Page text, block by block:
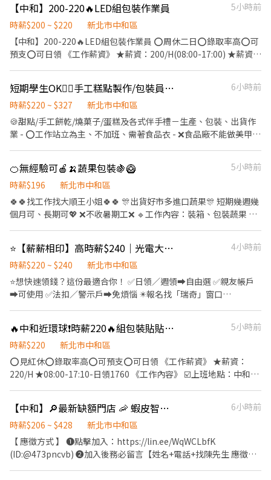
作待遇：(含津貼) ►日班✨時薪$220/h ✨休假日加班$2792/天 8h周
休二日➜$38,720起 平日配合加班可近➜52K 假日配合加班可近
————————————————————— 💗立即應徵📩快速幫您預約
安排⬇️ ▶️ID搜尋：@379ewlxy ▶️點我加好友：
https://lin.ee/XldRAUu ✨歡迎電話/加好友詢問👌🏻 🔔免服務費!無抽
成!無手續費!
和樂華夜市10分鐘 🎀 萬華車站10分鐘 🎀 新莊好市多15分鐘 🎀 樹林
車站15分鐘 💞可周領最高$6000 💞周休二日 💞可線上書審 💞加班
備有小點心 🔎地點：新北市中和區 🔎產品：筆電相關製程 🔎內容：
電動起子鎖螺絲組裝、包裝、測試 🔎時間：08:00-17:10(加班最晚
到20:00) 🔎用餐：自理、員工餐廳50元/餐，加班提供小點心 🔎薪
【中和】200-220🔥LED組包裝作業員
5小時前
時薪$200 ~ $220
新北市中和區
【中和】200-220🔥LED組包裝作業員 ⭕️周休二日⭕️錄取率高⭕️可
預支⭕️可日領 《工作薪資》 ★薪資：200/H(08:00-17:00) ★薪資：
息) 中班16:30-01:00(含中間休息) ☑️休假制度：周休二日,見紅休 ☑️
工作內容：LED產品生產,組裝,包裝 *停車好停 *需穿靜電服 歡迎 ⭕️
免經驗/學歷⭕️長短期打工⭕️二度就業⭕️新鮮人 ☑️每日更新職缺☑️新
北工作找艾莉 ☎️ 電話0968-921-682 黃小姐 賴ID : 0968921682 艾
短期學生OK👉🏻手工糕點製作/包裝員【工作簡單/高錄取】時薪＄２２０
6小時前
時薪$220 ~ $327
新北市中和區
🍪甜點/手工餅乾/燒菓子/蛋糕及各式伴手禮－生產、包裝、出貨作
業 - ⭕工作站立為主、不加班、需著食品衣 - ❌食品廠不能做美甲❌
完整工期再應徵 - 【薪資計算】 時薪＄２２０計算 - 【休假制度】
週日固定休+週一至週六排休一天 - 【休息時間】 午休60分鐘；午
餐自理 ⭐一般人士請可配合完整工期再應徵 ⭐暑假學生打工，至少
需要可配合至9/10再應徵
🍊無經驗可🍎🍌蔬果包裝🍇🥝
5小時前
時薪$196
新北市中和區
🍀🍀找工作找大順王小姐🍀🍀 🎊出貨好市多進口蔬果🎊 短期幾週幾
個月可、長期可💖 ❌不收暑期工❌ 🔹工作內容：裝箱、包裝蔬果 🔹
免.體檢 團保、勞健保 冷氣廠房 午餐自理 穿便服 附近有機車格可停
🔻注意事項🔻 固定休週日 一到六再排休1天 須協助搬貨搬重 久站、
走動
⭐【薪薪相印】高時薪$240｜光電大廠｜週休&排休皆可｜供餐
4小時前
時薪$220 ~ $240
新北市中和區
⭐️想快速領錢？這份最適合你！ ✅日領／週領➡️自由選 ✅親友帳戶
➡️可使用 ✅法扣／警示戶➡️免煩惱 ✴️報名找「瑞奇」窗口
區橋安街XX號 ✅完整教育訓練，無經驗可 ✅週休／排休任選 ✅捷
運橋和出站即到公司 ✅三節獎金、久任獎金 ✴️操作機台、包裝、
檢驗 ➡️早班｜07:00~19:00｜時薪$220 ▸ 可日領 $1,500、周領
$7,500 ➡️夜班｜19:00~07:00｜時薪$240 ▸ 可日領 $1,800、周領
$9,000 ➡️週休｜周休六日、見紅休 ➡️排休｜每月排休8~10天
點選加入 https://lin.ee/P1GSU5i ⭐️有興趣歡迎加癩！ ⭐️我們有非常
多職缺可以介紹，不怕找不到工作！
🔥中和近環球❗️時薪220🔥組包裝貼貼紙 作業員📦
5小時前
時薪$220
新北市中和區
⭕️見紅休⭕️錄取率高⭕️可預支⭕️可日領 《工作薪資》 ★薪資：
220/H ★08:00-17:10-日領1760 《工作內容》 ☑️上班地點：中和區
班、穿著靜電服 歡迎 ⭕️免經驗/學歷⭕️長短期打工⭕️二度就業⭕️新
鮮人 ☑️每日更新職缺☑️新北工作找艾莉 ☎️ 電話0968-921-682 黃小
姐 賴ID : 0968921682 艾莉(快速回覆)
【中和】🔎最新缺額門店 🦐 蝦皮智取/門市 ⚡快速報到
6小時前
時薪$206 ~ $428
新北市中和區
【 應徵方式 】 ❶點擊加入：https://lin.ee/WqWCLbfK
(ID:@473pncvb) ❷加入後務必留言【姓名+電話+找陳先生 應徵中